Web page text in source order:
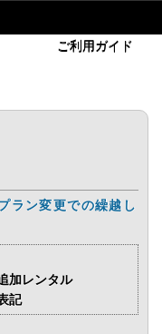
ご利用ガイド
ラン変更での繰越し
加レンタル
記